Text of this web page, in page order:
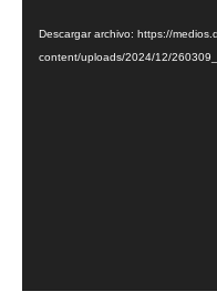
Descargar archivo: https://
content/uploads/2024/12/